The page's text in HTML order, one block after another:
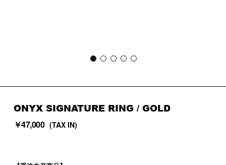
ONYX SIGNATURE RING / GOLD
￥47,000 (TAX IN)